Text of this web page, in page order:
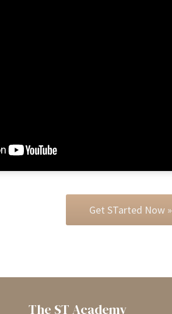
Get STarted Now »
The ST Academy